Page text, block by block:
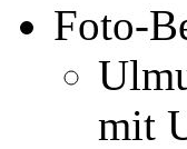
Foto-
mit